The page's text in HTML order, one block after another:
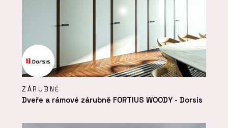
ZÁRUBNĚ
Dveře a rámové zárubně FORTIUS WOODY - Dorsis